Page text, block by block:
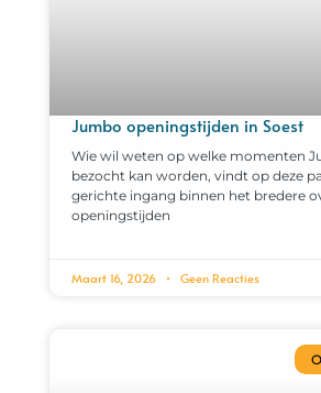
Jumbo openingstijden in Soest
Wie wil weten op welke momenten
bezocht kan worden, vindt op deze
gerichte ingang binnen het bredere
openingstijden
Maart 16, 2026 Geen Reacties